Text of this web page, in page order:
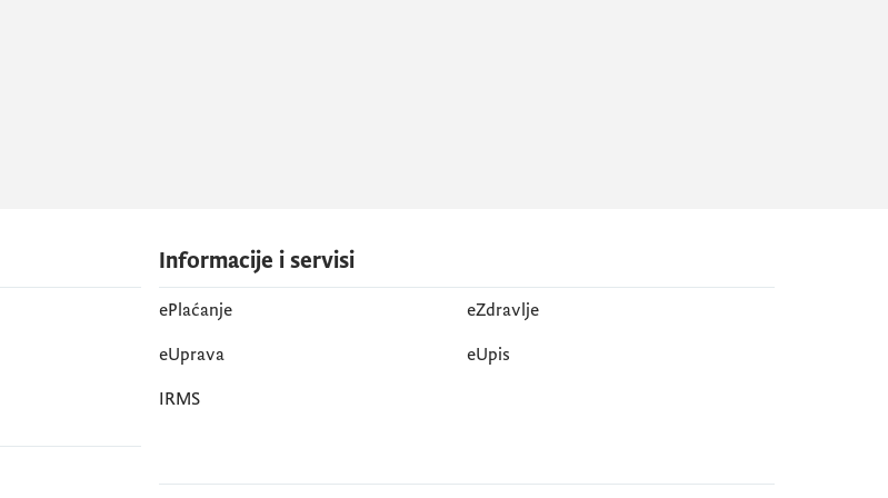
Informacije i servisi
ePlaćanje
eZdravlje
eUprava
еUpis
IRMS